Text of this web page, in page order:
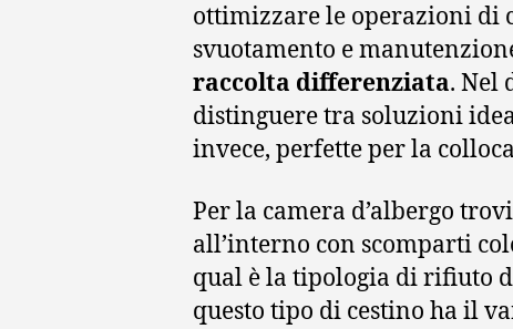
ottimizzare le operazioni di
svuotamento e
raccolta differenziata. Nel
distinguere tra soluzioni
invece, perfette per la
Per la camera d’albergo
all’interno con scomparti
qual è la tipologia di rifiuto
questo tipo di cestino ha il